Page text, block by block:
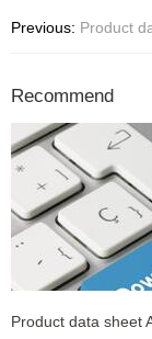
Previous: Product
Recommend
Product data sheet